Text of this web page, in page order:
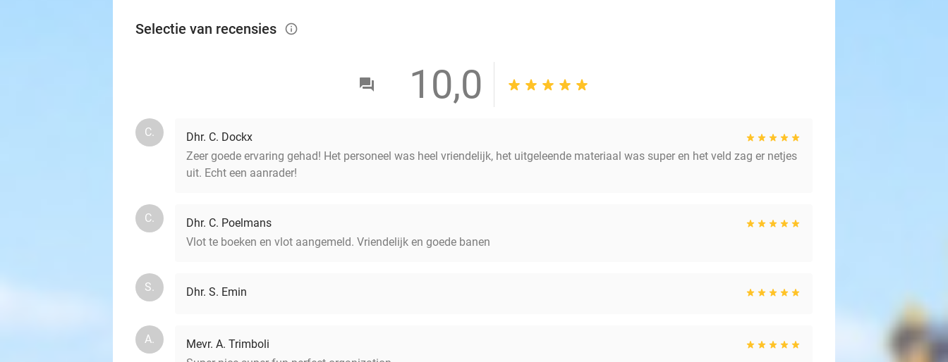
Selectie van recensies info_outlined
10,0
C.
Dhr. C. Dockx
Zeer goede ervaring gehad! Het personeel was heel vriendelijk, het uitgeleende materiaal was super en het veld zag er netjes
uit. Echt een aanrader!
C.
Dhr. C. Poelmans
Vlot te boeken en vlot aangemeld. Vriendelijk en goede banen
S. Dhr. S. Emin
A.
Mevr. A. Trimboli